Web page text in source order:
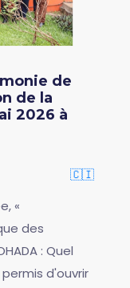
de
de la
2026 à
🇨🇮
«
des
: Quel
d'ouvrir